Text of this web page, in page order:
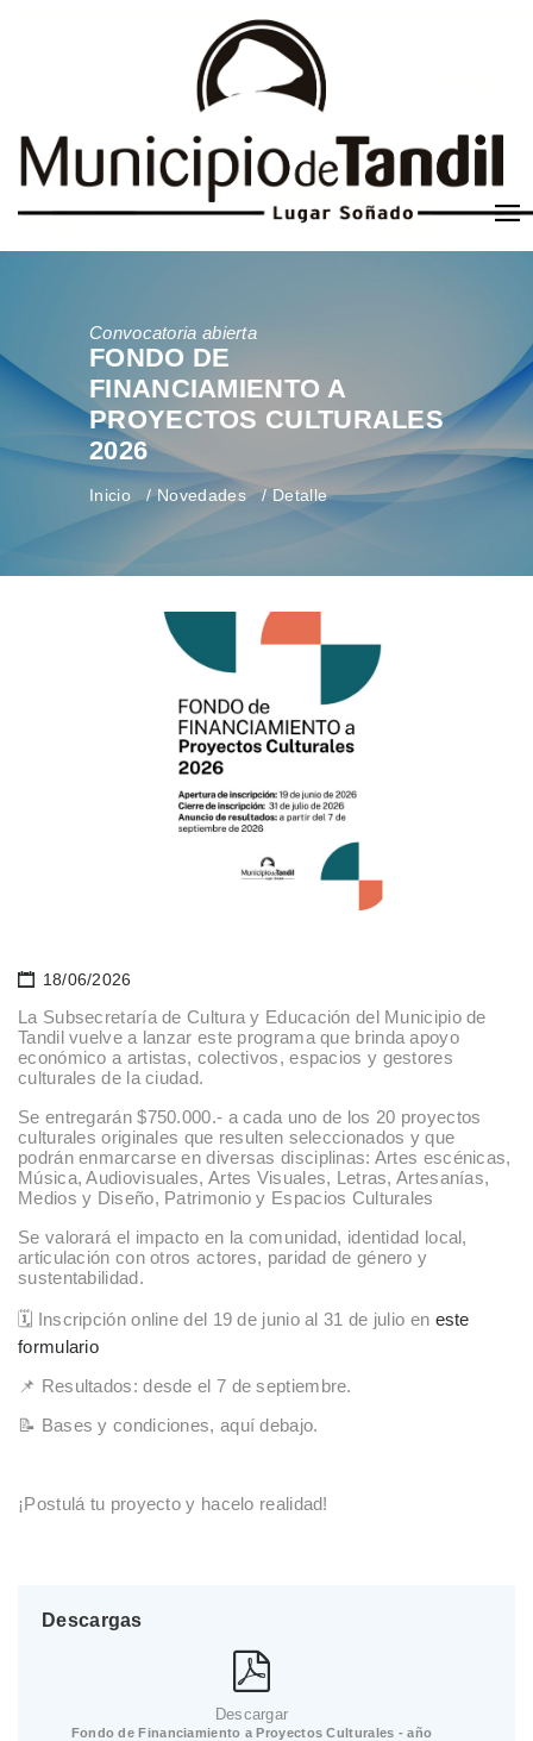
Convocatoria abierta
FONDO DE
FINANCIAMIENTO A
PROYECTOS CULTURALES
2026
Inicio Novedades Detalle
18/06/2026
La Subsecretaría de Cultura y Educación del Municipio de
Tandil vuelve a lanzar este programa que brinda apoyo
económico a artistas, colectivos, espacios y gestores
culturales de la ciudad.
Se entregarán $750.000.- a cada uno de los 20 proyectos
culturales originales que resulten seleccionados y que
podrán enmarcarse en diversas disciplinas: Artes escénicas,
Música, Audiovisuales, Artes Visuales, Letras, Artesanías,
Medios y Diseño, Patrimonio y Espacios Culturales
Se valorará el impacto en la comunidad, identidad local,
articulación con otros actores, paridad de género y
sustentabilidad.
🗓️ Inscripción online del 19 de junio al 31 de julio en este
formulario
📌 Resultados: desde el 7 de septiembre.
📝 Bases y condiciones, aquí debajo.
¡Postulá tu proyecto y hacelo realidad!
Descargas
Descargar
Fondo de Financiamiento a Proyectos Culturales - año